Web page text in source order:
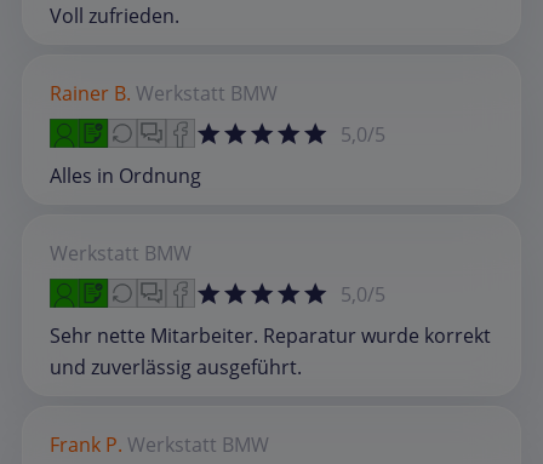
Voll zufrieden.
Rainer B. Werkstatt BMW
5,0/5
Alles in Ordnung
Werkstatt BMW
5,0/5
Sehr nette Mitarbeiter. Reparatur wurde korrekt
und zuverlässig ausgeführt.
Frank P. Werkstatt BMW